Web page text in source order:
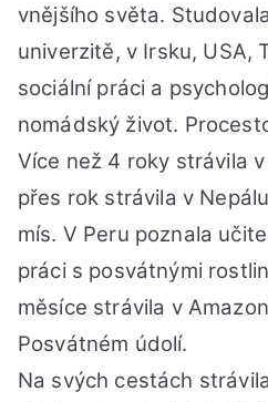
vnějšího světa.
univerzitě, v Irsku, USA,
sociální práci a
nomádský život.
Více než 4 roky strávila
přes rok strávila v
mís. V Peru poznala
práci s posvátnými
měsíce strávila v
Posvátném údolí.
Na svých cestách